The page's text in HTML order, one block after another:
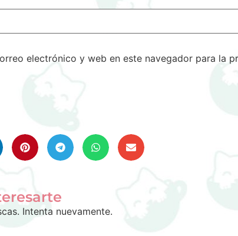
electrónico y web en este navegador para la
Intenta nuevamente.